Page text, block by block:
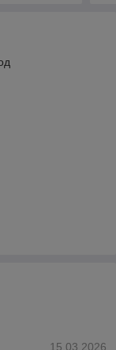
15.03.2026